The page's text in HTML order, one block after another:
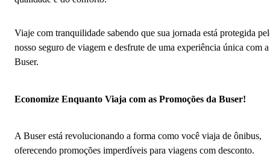
Viaje com tranquilidade sabendo que sua jornada está protegida
nosso seguro de viagem e desfrute de uma experiência única com a
Buser.
Economize Enquanto Viaja com as Promoções da Buser!
A Buser está revolucionando a forma como você viaja de ônibus,
oferecendo promoções imperdíveis para viagens com desconto.